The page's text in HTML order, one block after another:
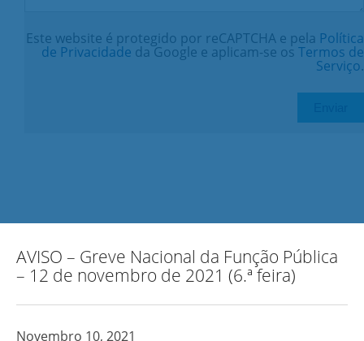
Este website é protegido por reCAPTCHA e pela Política
de Privacidade da Google e aplicam-se os Termos de
Serviço.
AVISO – Greve Nacional da Função Pública
– 12 de novembro de 2021 (6.ª feira)
Novembro 10, 2021